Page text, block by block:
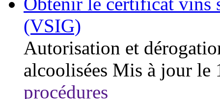
(VSIG)
Autorisation et
alcoolisées Mis à jour le
procédures